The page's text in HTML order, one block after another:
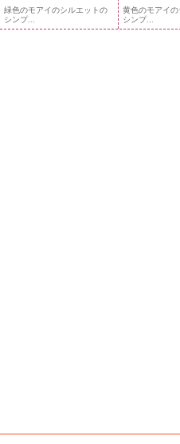
緑色のモアイのシルエットの
シンプ...
黄色のモアイ
シンプ...